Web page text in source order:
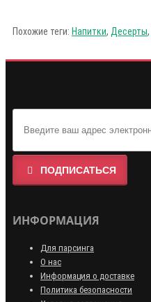
Похожие теги: Напитки, Десерты,
ПОДПИСАТЬСЯ
ИНФОРМАЦИЯ
Для парсинга
О нас
Информация о доставке
Политика безопасности